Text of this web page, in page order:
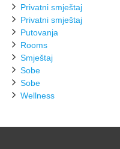
Privatni smještaj
Privatni smještaj
Putovanja
Rooms
Smještaj
Sobe
Sobe
Wellness